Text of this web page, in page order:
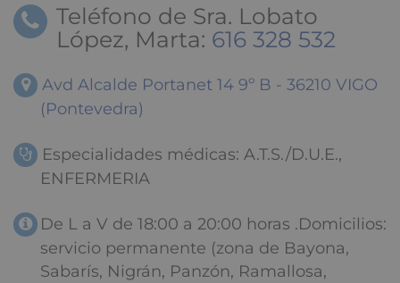
Teléfono de Sra. Lobato
López, Marta: 616 328 532
Avd Alcalde Portanet 14 9º B - 36210 VIGO
(Pontevedra)
Especialidades médicas: A.T.S./D.U.E.,
ENFERMERIA
De L a V de 18:00 a 20:00 horas .Domicilios:
servicio permanente (zona de Bayona,
Sabarís, Nigrán, Panzón, Ramallosa,